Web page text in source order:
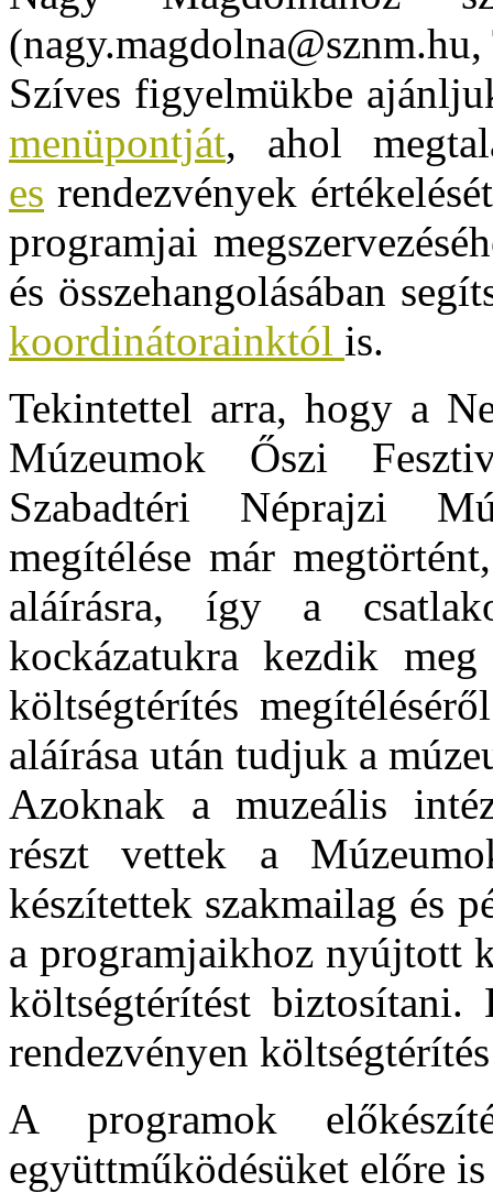
Szíves figyelmükbe
menüpontját, ahol
es rendezvények
programjai
és összehangolásában
koordinátorainktól is.
Tekintettel arra, hogy a
Múzeumok Őszi
Szabadtéri Néprajzi
megítélése már
aláírásra, így a
kockázatukra kezdik
költségtérítés
aláírása után tudjuk a
Azoknak a muzeális
részt vettek a
készítettek szakmailag és
a programjaikhoz nyújtott
költségtérítést biztosítani.
rendezvényen
A programok
együttműködésüket előre